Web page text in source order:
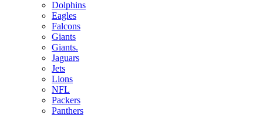
Dolphins
Eagles
Falcons
Giants
Giants.
Jaguars
Jets
Lions
NFL
Packers
Panthers